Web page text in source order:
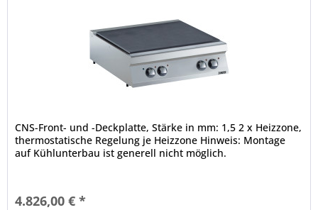
CNS-Front- und -Deckplatte, Stärke in mm: 1,5 2 x Heizzone,
thermostatische Regelung je Heizzone Hinweis: Montage
auf Kühlunterbau ist generell nicht möglich.
4.826,00 € *